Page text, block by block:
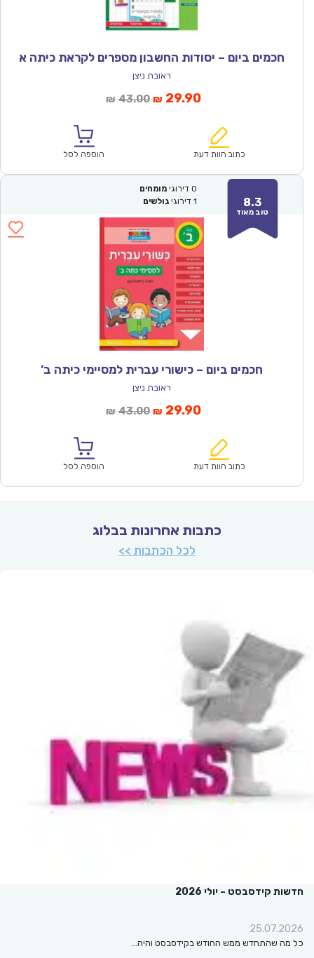
חכמים ביום – יסודות החשבון מספרים לקראת כיתה א
ראובת ניצן
₪ 43.00המחיר
₪43.00.
₪ 29.90המחיר
הוא:
כתוב חוות דעת הוספה לסל
8.3
טוב מאוד
0 דירוגי מומחים
1 דירוגי גולשים
חכמים ביום – כישורי עברית למסיימי כיתה ב’
ראובת ניצן
₪ 43.00המחיר
₪43.00.
₪ 29.90המחיר
הוא:
כתוב חוות דעת הוספה לסל
כתבות אחרונות בבלוג
לכל הכתבות >>
חדשות קידסבסט – יולי 2026
25.07.2026
כל מה שהתחדש ממש החודש בקידסבסט והיה…